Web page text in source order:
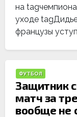
на
уходе
французы
ФУТБОЛ
Защитник
матч за
вообще не